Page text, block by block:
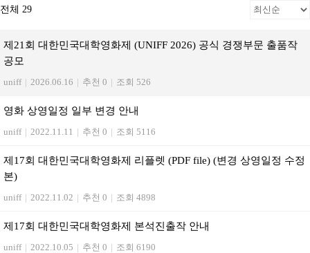
전체 29
제21회 대한민국대학영화제 (UNIFF 2026) 공식 경쟁부문 출품작
공모
uniff | 2026.06.16 | 추천 0 | 조회 526
영화 상영일정 일부 변경 안내
uniff | 2022.11.11 | 추천 0 | 조회 5116
제17회 대한민국대학영화제 리플렛 (PDF file) (변경 상영일정 수정
본)
uniff | 2022.11.02 | 추천 0 | 조회 4898
제17회 대한민국대학영화제 본석진출작 안내
uniff | 2022.10.05 | 추천 0 | 조회 6190